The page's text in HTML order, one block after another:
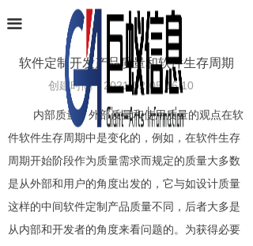
끀
首页
业务范围
软件产品
项目案例
条码识别
关于巨蚁
软件定制开发产品质量和软件生存周期
创建时间： 2021-02-05 16:10
内部质量、外部质量和使用质量的观点在软
件软件生存周期中是变化的，例如，在软件生存
周期开始阶段作为质量需求而规定的质量大多数
是从外部和用户的角度出发的，它与如设计质量
这样的中间软件定制产品质量不同，后者大多是
从内部和开发者的角度来看问题的。为获得必要